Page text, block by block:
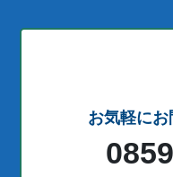
お気軽にお